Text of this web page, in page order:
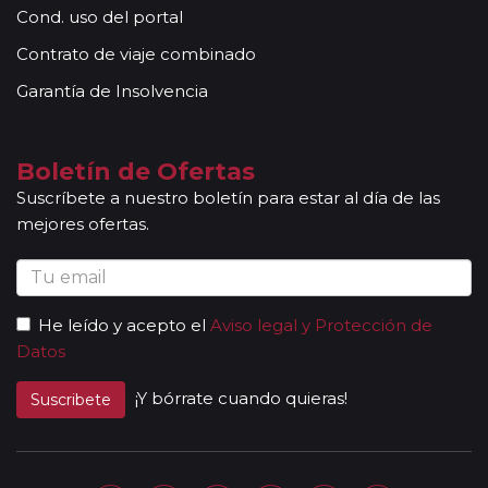
conocimientos y buena disposición para atender al
según itinerario, contará con la presencia de guías
locales que le permitirán conocer más a fondo la
portugués), en estos casos nuestros guías
acompañantes podrán dar las explicaciones en dos
idiomas diferentes. Según circuito, le atenderá en su
viaje un único guía-acompañante o bien cambiará de
guía-acompañante en función de la etapa. Los guías
acompañantes siempre estarán presentes en los
deben dedicación a la totalidad del grupo y no a una
persona en particular. En los momentos en que no
existen servicios incluidos en el programa, nuestros
guías pueden encontrarse realizando funciones bien
Cond. uso del portal
Contrato de viaje combinado
Garantía de Insolvencia
Boletín de Ofertas
Suscríbete a nuestro boletín para estar al día de las
mejores ofertas.
He leído y acepto el Aviso legal y Protección de
Datos
Suscribete ¡Y bórrate cuando quieras!